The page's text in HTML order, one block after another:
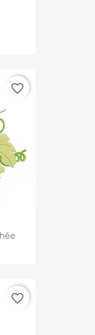
favorite_border
favorite_border